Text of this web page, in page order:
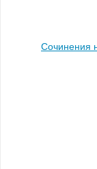
Сочинения